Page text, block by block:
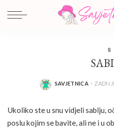
S
POSTED
SAVJETNICA
Ukoliko ste u snu vidjeli sablju,
poslu kojim se bavite, ali ne i u